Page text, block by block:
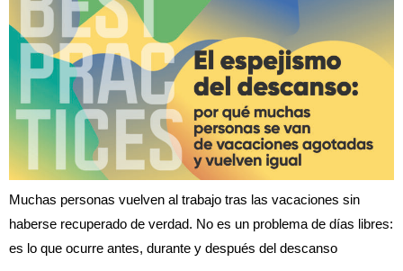
Muchas personas vuelven al trabajo tras las vacaciones sin
haberse recuperado de verdad. No es un problema de días libres:
es lo que ocurre antes, durante y después del descanso